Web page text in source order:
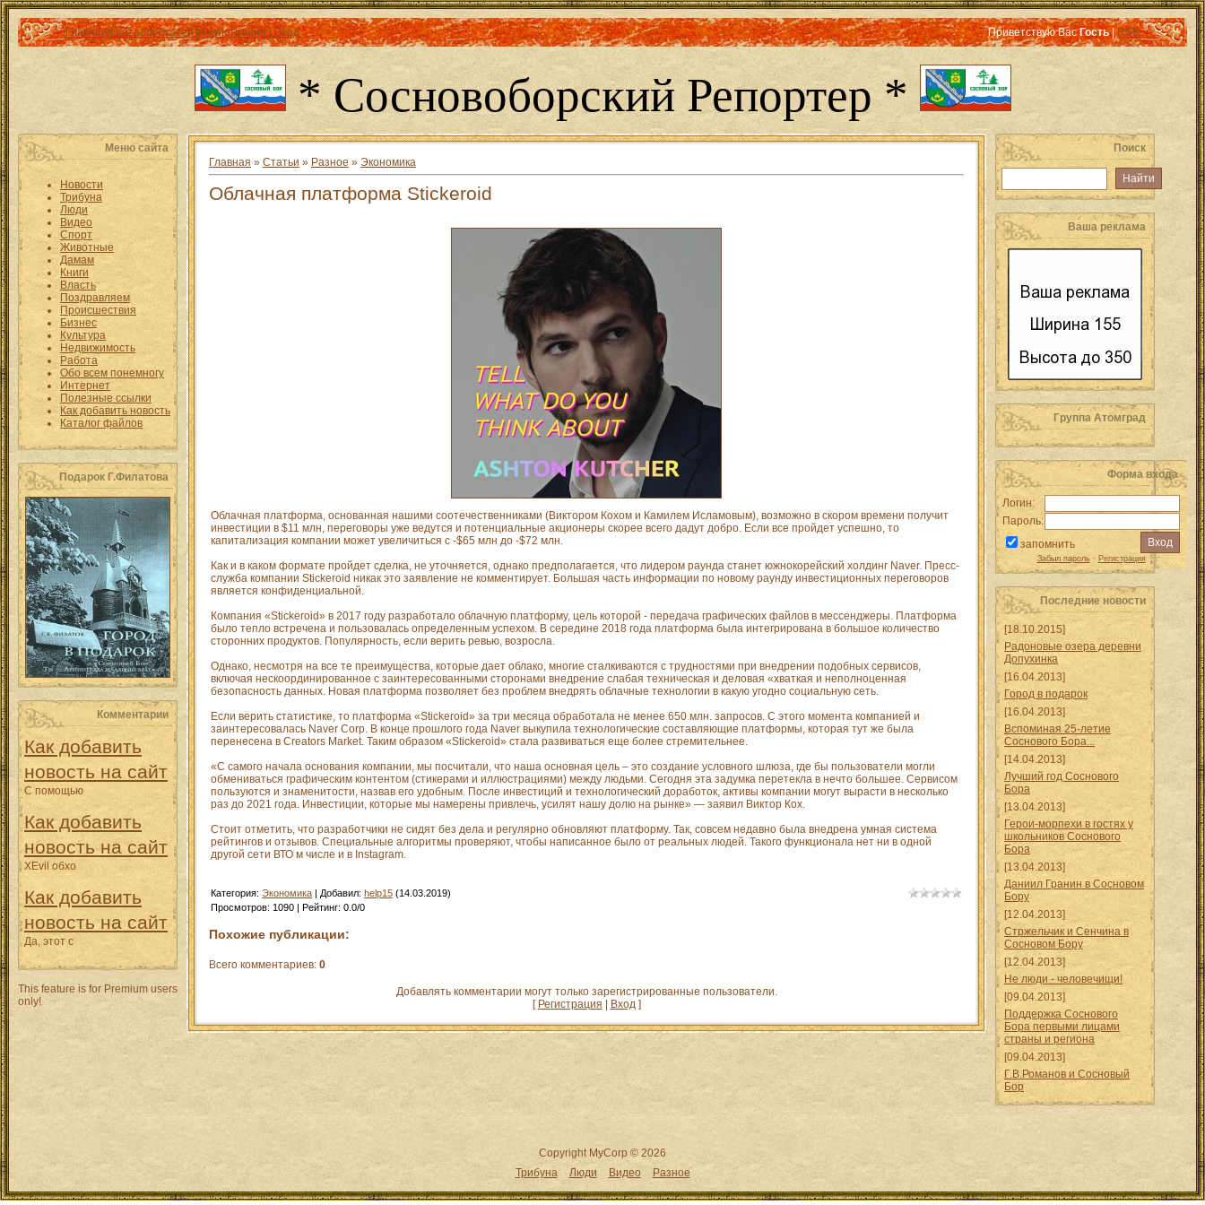
Главная|Каталог статей|Регистрация |Вход Приветствую Вас Гость|RSS
* Сосновоборский Репортер *
Меню сайта
Новости
Трибуна
Люди
Видео
Спорт
Животные
Дамам
Книги
Власть
Поздравляем
Происшествия
Бизнес
Культура
Недвижимость
Работа
Обо всем понемногу
Интернет
Полезные ссылки
Как добавить новость
Каталог файлов
Подарок Г.Филатова
Комментарии
Как добавить
новость на сайт
С помощью
Как добавить
новость на сайт
XEvil обхо
Как добавить
новость на сайт
Да, этот с
This feature is for Premium users
only!
Главная » Статьи » Разное » Экономика
Облачная платформа Stickeroid
Облачная платформа, основанная нашими соотечественниками (Виктором Кохом и Камилем Исламовым), возможно в скором времени получит
инвестиции в $11 млн, переговоры уже ведутся и потенциальные акционеры скорее всего дадут добро. Если все пройдет успешно, то
капитализация компании может увеличиться с -$65 млн до -$72 млн.
Как и в каком формате пройдет сделка, не уточняется, однако предполагается, что лидером раунда станет южнокорейский холдинг Naver. Пресс-
служба компании Stickeroid никак это заявление не комментирует. Большая часть информации по новому раунду инвестиционных переговоров
является конфиденциальной.
Компания «Stickeroid» в 2017 году разработало облачную платформу, цель которой - передача графических файлов в мессенджеры. Платформа
было тепло встречена и пользовалась определенным успехом. В середине 2018 года платформа была интегрирована в большое количество
сторонних продуктов. Популярность, если верить ревью, возросла.
Однако, несмотря на все те преимущества, которые дает облако, многие сталкиваются с трудностями при внедрении подобных сервисов,
включая нескоординированное с заинтересованными сторонами внедрение слабая техническая и деловая «хваткая и неполноценная
безопасность данных. Новая платформа позволяет без проблем внедрять облачные технологии в какую угодно социальную сеть.
Если верить статистике, то платформа «Stickeroid» за три месяца обработала не менее 650 млн. запросов. С этого момента компанией и
заинтересовалась Naver Corp. В конце прошлого года Naver выкупила технологические составляющие платформы, которая тут же была
перенесена в Creators Market. Таким образом «Stickeroid» стала развиваться еще более стремительнее.
«С самого начала основания компании, мы посчитали, что наша основная цель – это создание условного шлюза, где бы пользователи могли
обмениваться графическим контентом (стикерами и иллюстрациями) между людьми. Сегодня эта задумка перетекла в нечто большее. Сервисом
пользуются и знаменитости, назвав его удобным. После инвестиций и технологический доработок, активы компании могут вырасти в несколько
раз до 2021 года. Инвестиции, которые мы намерены привлечь, усилят нашу долю на рынке» — заявил Виктор Кох.
Стоит отметить, что разработчики не сидят без дела и регулярно обновляют платформу. Так, совсем недавно была внедрена умная система
рейтингов и отзывов. Специальные алгоритмы проверяют, чтобы написанное было от реальных людей. Такого функционала нет ни в одной
другой сети ВТО м числе и в Instagram.
Категория: Экономика | Добавил: help15 (14.03.2019)
Просмотров: 1090 | Рейтинг: 0.0/0
Похожие публикации:
Всего комментариев: 0
Добавлять комментарии могут только зарегистрированные пользователи.
[ Регистрация Вход]
Поиск
Ваша реклама
Группа Атомград
Форма входа
Логин:
Пароль:
запомнить
Забыл пароль· Регистрация
Последние новости
[18.10.2015]
Радоновые озера деревни
Допухинка
[16.04.2013]
Город в подарок
[16.04.2013]
Вспоминая 25-летие
Соснового Бора...
[14.04.2013]
Лучший год Соснового
Бора
[13.04.2013]
Герои-морпехи в гостях у
школьников Соснового
Бора
[13.04.2013]
Даниил Гранин в Сосновом
Бору
[12.04.2013]
Стржельчик и Сенчина в
Сосновом Бору
[12.04.2013]
Не люди - человечищи!
[09.04.2013]
Поддержка Соснового
Бора первыми лицами
страны и региона
[09.04.2013]
Г.В.Романов и Сосновый
Бор
Copyright MyCorp © 2026
Трибуна
Люди Видео Разное